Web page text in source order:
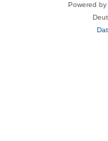
Powered by